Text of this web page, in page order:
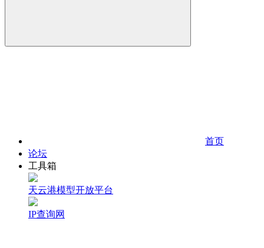
首页
论坛
工具箱
天云港模型开放平台
IP查询网